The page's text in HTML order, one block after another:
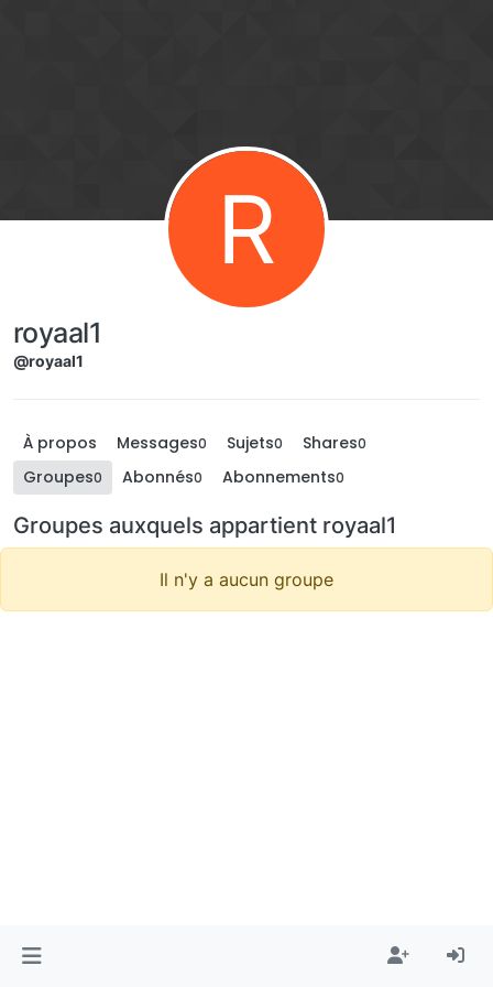
R
royaal1
@royaal1
À propos Messages0 Sujets0 Shares0
Groupes0 Abonnés0 Abonnements0
Groupes auxquels appartient royaal1
Il n'y a aucun groupe